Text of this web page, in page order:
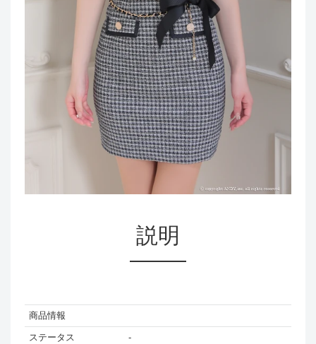
説明
商品情報
ステータス -